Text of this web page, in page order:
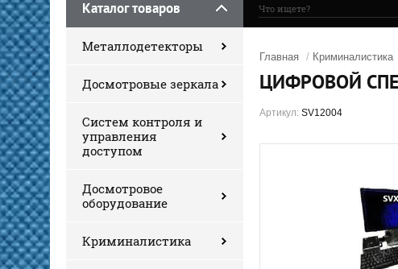
Каталог товаров
Металлодетекторы
Досмотровые зеркала
Систем контроля и
управления
доступом
Досмотровое
оборудование
Криминалистика
Главная / Криминалистика
ЦИФРОВОЙ
Артикул: SV12004